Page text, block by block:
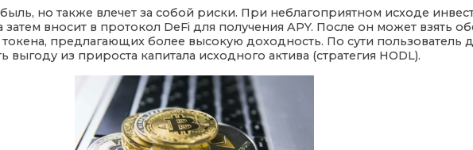
но также влечет за собой риски. При неблагоприятном исходе
вносит в протокол DeFi для получения APY. После он может взять
предлагающих более высокую доходность. По сути пользователь
из прироста капитала исходного актива (стратегия HODL).